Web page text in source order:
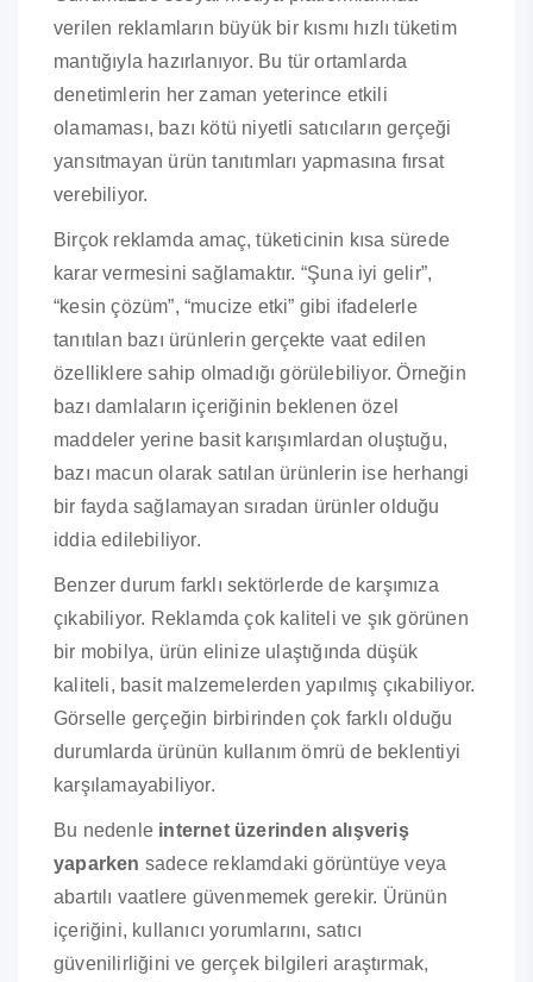
verilen reklamların büyük bir kısmı hızlı tüketim
mantığıyla hazırlanıyor. Bu tür ortamlarda
denetimlerin her zaman yeterince etkili
olamaması, bazı kötü niyetli satıcıların gerçeği
yansıtmayan ürün tanıtımları yapmasına fırsat
verebiliyor.
Birçok reklamda amaç, tüketicinin kısa sürede
karar vermesini sağlamaktır. “Şuna iyi gelir”,
“kesin çözüm”, “mucize etki” gibi ifadelerle
tanıtılan bazı ürünlerin gerçekte vaat edilen
özelliklere sahip olmadığı görülebiliyor. Örneğin
bazı damlaların içeriğinin beklenen özel
maddeler yerine basit karışımlardan oluştuğu,
bazı macun olarak satılan ürünlerin ise herhangi
bir fayda sağlamayan sıradan ürünler olduğu
iddia edilebiliyor.
Benzer durum farklı sektörlerde de karşımıza
çıkabiliyor. Reklamda çok kaliteli ve şık görünen
bir mobilya, ürün elinize ulaştığında düşük
kaliteli, basit malzemelerden yapılmış çıkabiliyor.
Görselle gerçeğin birbirinden çok farklı olduğu
durumlarda ürünün kullanım ömrü de beklentiyi
karşılamayabiliyor.
Bu nedenle internet üzerinden alışveriş
yaparken sadece reklamdaki görüntüye veya
abartılı vaatlere güvenmemek gerekir. Ürünün
içeriğini, kullanıcı yorumlarını, satıcı
güvenilirliğini ve gerçek bilgileri araştırmak,